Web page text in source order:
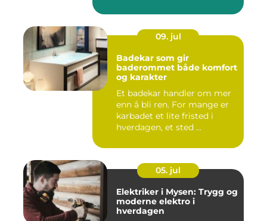
09. jul
Badekar som gir
baderommet både komfort
og karakter
Et badekar handler om mer
enn å bli ren. For mange er
karbadet et lite fristed i
hverdagen, et sted ...
05. jul
Elektriker i Mysen: Trygg og
moderne elektro i
hverdagen